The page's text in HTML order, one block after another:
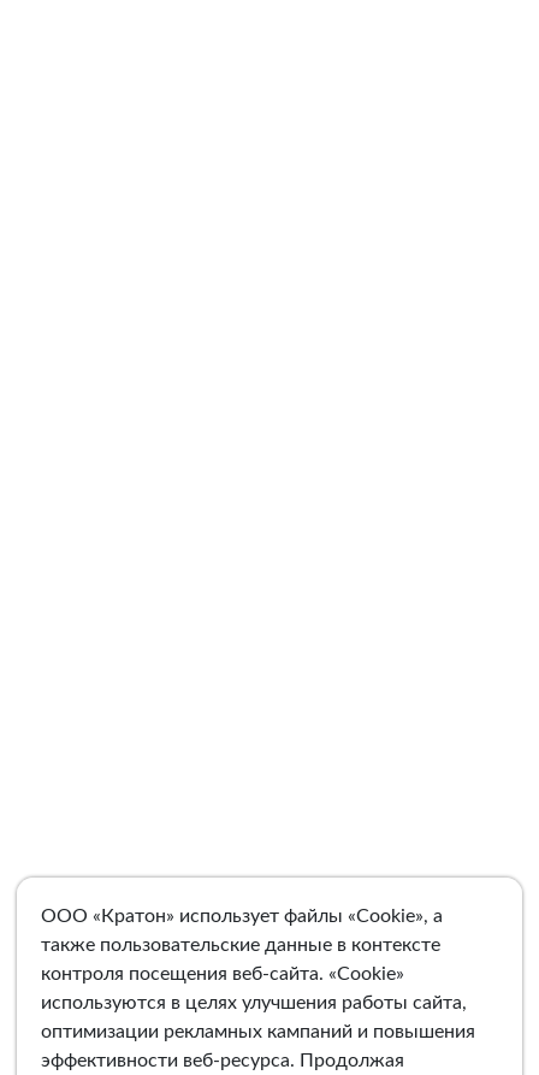
ООО «Кратон» использует файлы «Cookie», а
также пользовательские данные в контексте
контроля посещения веб-сайта. «Cookie»
используются в целях улучшения работы сайта,
оптимизации рекламных кампаний и повышения
эффективности веб-ресурса. Продолжая